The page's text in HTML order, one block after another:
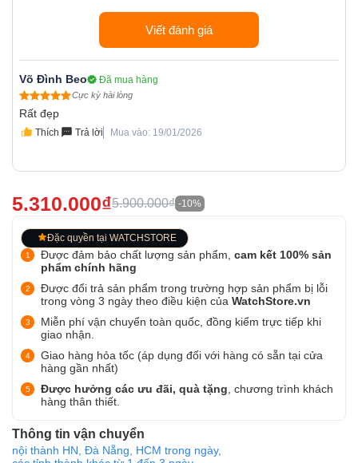
Viết đánh giá
Võ Đình Beo Đã mua hàng
Cực kỳ hài lòng
Rất đẹp
Thích Trả lời Mua vào: 19/01/2026
5.310.000₫5.900.000₫ -10%
Đặc quyền tại WATCHSTORE
Được đảm bảo chất lượng sản phẩm, cam kết 100% sản
phẩm chính hãng
Được đổi trả sản phẩm trong trường hợp sản phẩm bị lỗi
trong vòng 3 ngày theo điều kiện của WatchStore.vn
Miễn phí vận chuyển toàn quốc, đồng kiểm trực tiếp khi
giao nhận.
Giao hàng hỏa tốc (áp dụng đối với hàng có sẵn tại cửa
hàng gần nhất)
Được hưởng các ưu đãi, quà tặng , chương trình khách
hàng thân thiết.
Thông tin vận chuyển
nội thành HN, Đà Nẵng, HCM trong ngày,